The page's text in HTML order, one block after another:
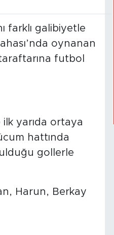
farklı galibiyetle
oynanan
futbol
yarıda ortaya
hattında
gollerle
Harun, Berkay